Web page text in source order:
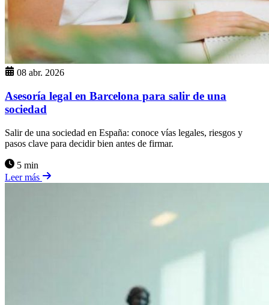
08 abr. 2026
Asesoría legal en Barcelona para salir de una
sociedad
Salir de una sociedad en España: conoce vías legales, riesgos y
pasos clave para decidir bien antes de firmar.
5 min
Leer más